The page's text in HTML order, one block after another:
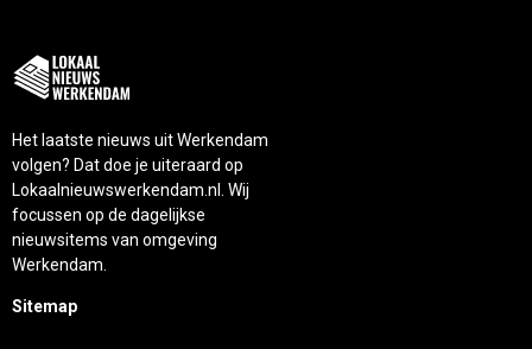
Het laatste nieuws uit Werkendam
volgen? Dat doe je uiteraard op
Lokaalnieuwswerkendam.nl. Wij
focussen op de dagelijkse
nieuwsitems van omgeving
Werkendam.
Sitemap